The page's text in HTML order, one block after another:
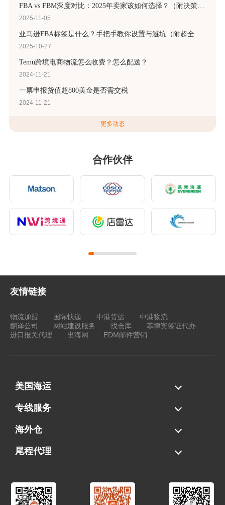
FBA vs FBM深度对比：2025年卖家该如何选择？（附决策流程图）
2025-11-05
亚马逊FBA标签是什么？手把手教你设置与避坑（附超全指南）
2025-10-27
Temu跨境电商物流怎么收费？怎么配送？
2024-11-21
一票申报货值超800美金是否需交税
2024-11-21
更多动态
合作伙伴
友情链接
物流加盟 国际快递 中港货运
中港物流
翻译公司
网站建设服务 找仓库
菲律宾签证代办
进口报关代理
出海网 EDM邮件营销
美国海运
海运拼柜
海运整柜
美国海卡
加拿大海运
专线服务
FBA专线直送
超大件专线
AWD专线
电池专线
海外仓
一件代发
FBA中转
贴标换标
拆柜/存储
尾程代理